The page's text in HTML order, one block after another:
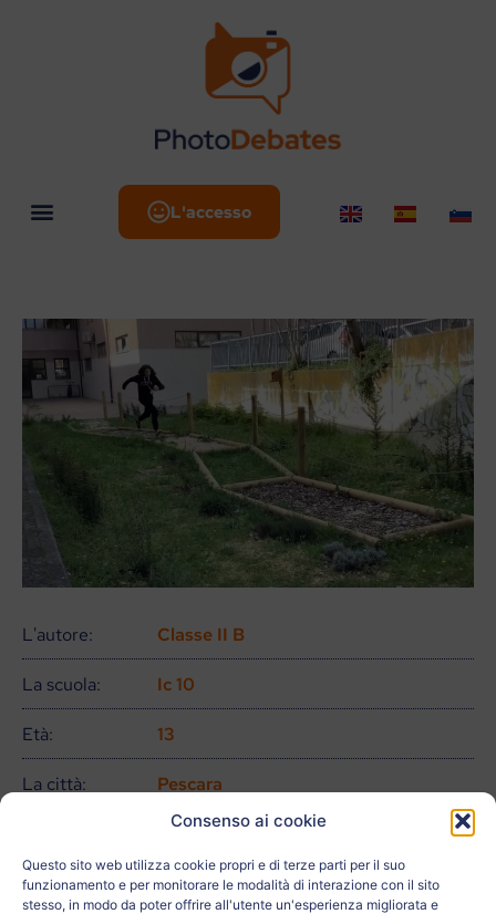
Consenso ai cookie
Questo sito web utilizza cookie propri e di terze parti per il suo
funzionamento e per monitorare le modalità di interazione con il sito
stesso, in modo da poter offrire all'utente un'esperienza migliorata e
L'accesso
L'autore: Classe II B
La scuola: Ic 10
Età: 13
La città: Pescara
Italia
Relativo a: